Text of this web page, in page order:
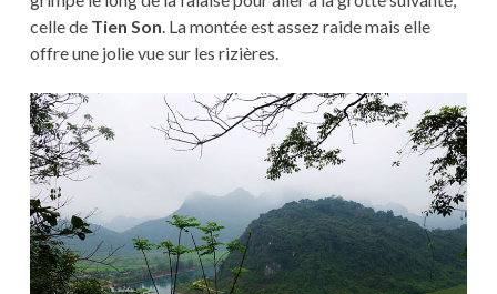
celle de Tien Son . La montée est assez raide mais elle
offre une jolie vue sur les rizières.